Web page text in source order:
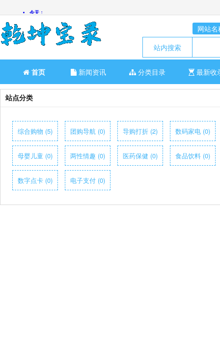
网站名
站内搜索
首页 新闻资讯 分类目录 最新收
站点分类
综合购物 (5) 团购导航 (0) 导购打折 (2) 数码家电 (0)
母婴儿童 (0) 两性情趣 (0) 医药保健 (0) 食品饮料 (0)
数字点卡 (0) 电子支付 (0)